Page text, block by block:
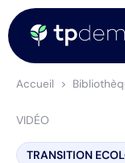
Accueil
VIDÉO
TRANSITION